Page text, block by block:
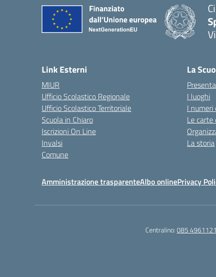
Link Esterni
MIUR
Ufficio Scolastico Regionale
Ufficio Scolastico Territoriale
Scuola in Chiaro
Iscrizioni On Line
Invalsi
Comune
La
I luoghi
I numeri
Le carte
La storia
Amministrazione trasparenteAlbo onlinePrivacy
Centralino:085 4961121